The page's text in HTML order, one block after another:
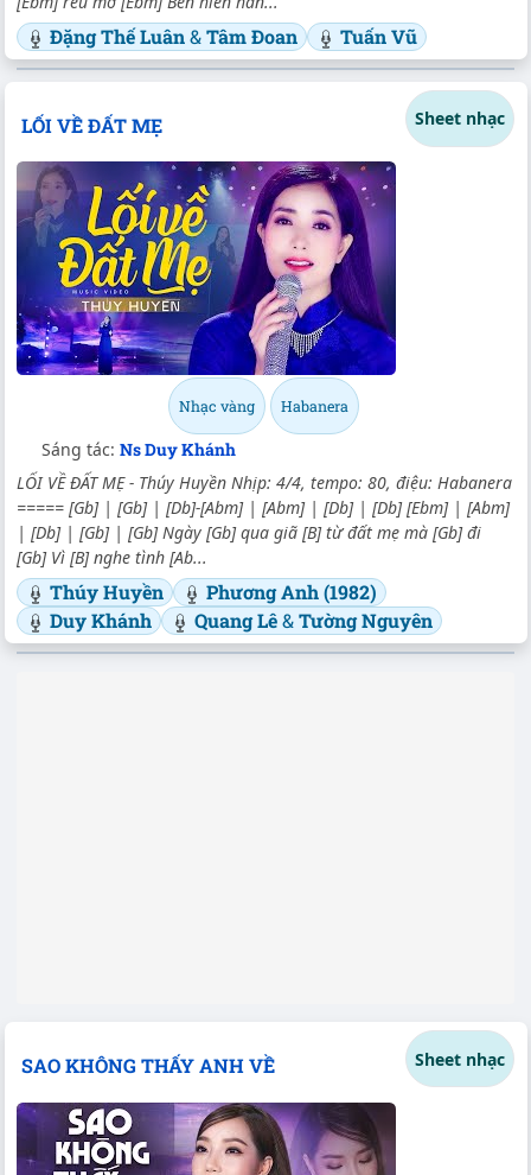
Đặng Thế Luân&Tâm Đoan Tuấn Vũ
LỐI VỀ ĐẤT MẸ Sheet nhạc
Nhạc vàng Habanera
Sáng tác: Ns Duy Khánh
LỐI VỀ ĐẤT MẸ - Thúy Huyền Nhịp: 4/4, tempo: 80, điệu: Habanera
===== [Gb] | [Gb] | [Db]-[Abm] | [Abm] | [Db] | [Db] [Ebm] | [Abm]
| [Db] | [Gb] | [Gb] Ngày [Gb] qua giã [B] từ đất mẹ mà [Gb] đi
[Gb] Vì [B] nghe tình [Ab...
Thúy Huyền
Phương Anh (1982)
Duy Khánh
Quang Lê&Tường Nguyên
SAO KHÔNG THẤY ANH VỀ Sheet nhạc